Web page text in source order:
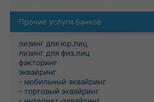
Прочие услуги банков
лизинг для юр.лиц
лизинг для физ.лиц
факторинг
эквайринг
- мобильный эквайринг
- торговый эквайринг